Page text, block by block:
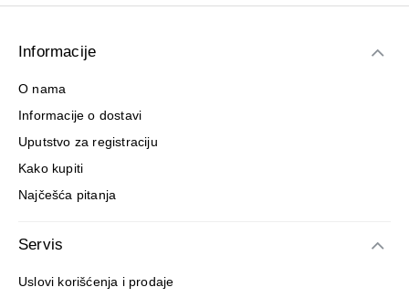
Informacije
O nama
Informacije o dostavi
Uputstvo za registraciju
Kako kupiti
Najčešća pitanja
Servis
Uslovi korišćenja i prodaje